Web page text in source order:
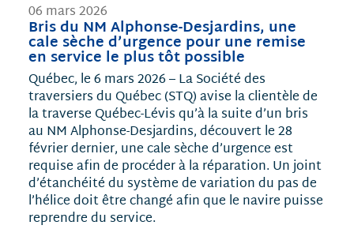
Bris du NM Alphonse-Desjardins, une
cale sèche d’urgence pour une remise
en service le plus tôt possible
06 mars 2026
Québec, le 6 mars 2026 – La Société des
traversiers du Québec (STQ) avise la clientèle de
la traverse Québec-Lévis qu’à la suite d’un bris
au NM Alphonse-Desjardins, découvert le 28
février dernier, une cale sèche d’urgence est
requise afin de procéder à la réparation. Un joint
d’étanchéité du système de variation du pas de
l’hélice doit être changé afin que le navire puisse
reprendre du service.